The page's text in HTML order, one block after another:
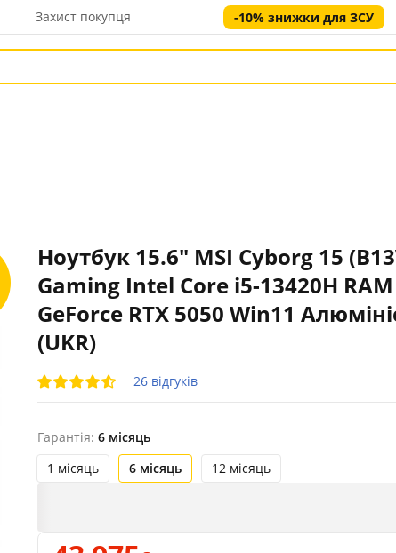
Захист покупця -10% знижки для ЗСУ
Ноутбук 15.6" MSI Cyborg 15
Gaming Intel Core i5-13420H RAM
GeForce RTX 5050 Win11
(UKR)
26 відгуків
Гарантія: 6 місяць
1 місяць
6 місяць 12 місяць